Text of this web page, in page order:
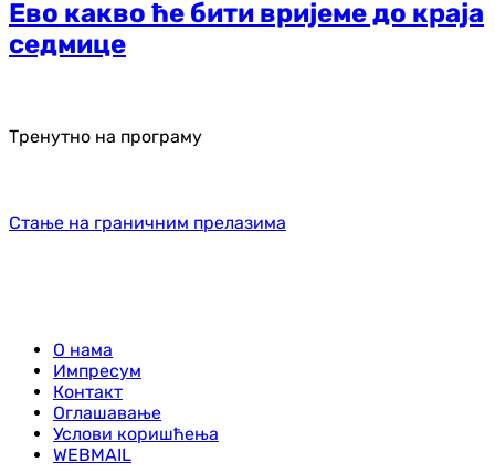
Ево какво ће бити вријеме до краја
седмице
Тренутно на програму
Стање на граничним прелазима
О нама
Импресум
Контакт
Оглашавање
Услови коришћења
WEBMAIL